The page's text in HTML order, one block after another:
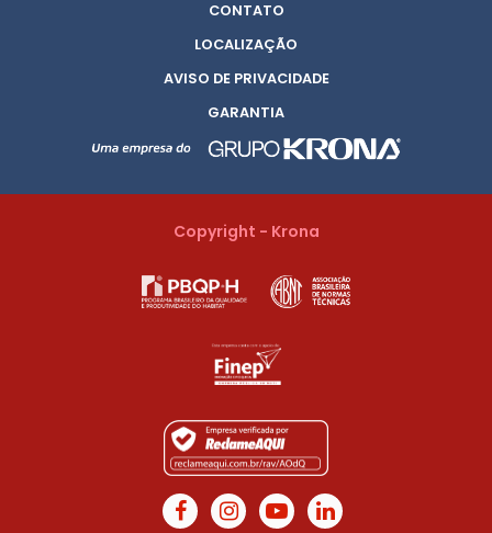
CONTATO
LOCALIZAÇÃO
AVISO DE PRIVACIDADE
GARANTIA
Copyright - Krona